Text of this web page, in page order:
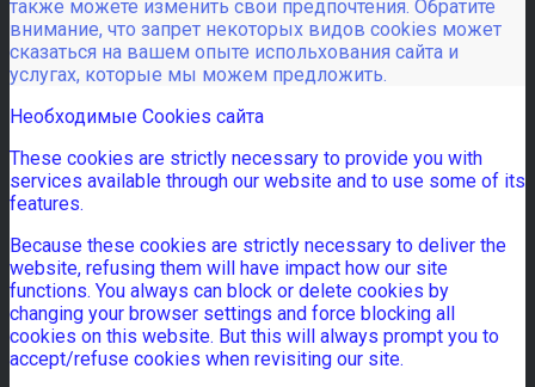
также можете изменить свои предпочтения. Обратите
внимание, что запрет некоторых видов cookies может
сказаться на вашем опыте испольхования сайта и
услугах, которые мы можем предложить.
Необходимые Cookies сайта
These cookies are strictly necessary to provide you with
services available through our website and to use some of its
features.
Because these cookies are strictly necessary to deliver the
website, refusing them will have impact how our site
functions. You always can block or delete cookies by
changing your browser settings and force blocking all
cookies on this website. But this will always prompt you to
accept/refuse cookies when revisiting our site.